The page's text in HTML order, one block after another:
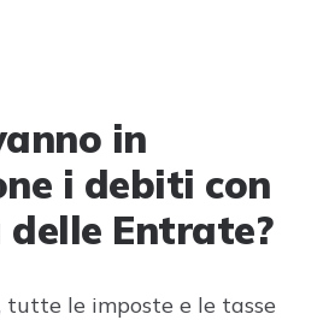
in
i debiti con
Entrate?
tutte le imposte e le tasse